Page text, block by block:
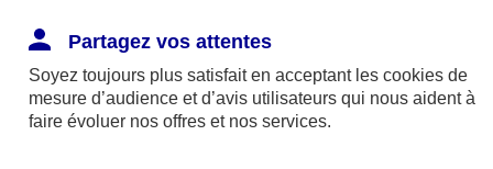
disponibles sur le site axa.fr.
AXA France IARD et AXA France Vie sont
mandataires exclusifs en opérations de
Partagez vos attentes
Soyez toujours plus satisfait en acceptant les cookies de
mesure d’audience et d’avis utilisateurs qui nous aident à
faire évoluer nos offres et nos services.